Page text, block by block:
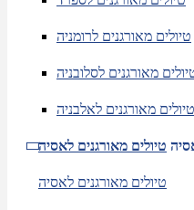
טיולים מאורגנים לרומניה
מאורגנים לסלובניה
טיולים מאורגנים לאלבניה
טיולים מאורגנים לאסיה
טיולים מאורגנים לאסיה